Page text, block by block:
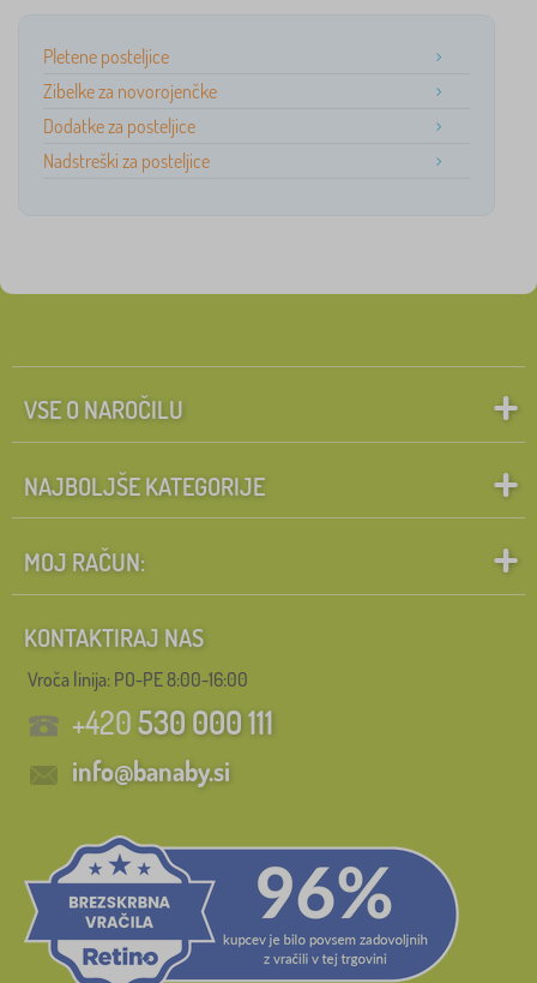
Pletene posteljice
Zibelke za novorojenčke
Dodatke za posteljice
Nadstreški za posteljice
VSE O NAROČILU
NAJBOLJŠE KATEGORIJE
MOJ RAČUN:
KONTAKTIRAJ NAS
Vroča linija: PO-PE 8:00-16:00
+420530 000 111
info@banaby.si